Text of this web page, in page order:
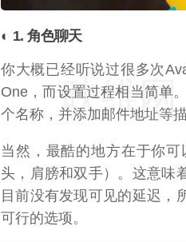
◐ 1. 角色聊天
你大概已经听说过很多次
One，而设置过程相当简单
个名称，并添加邮件地址等描
当然，最酷的地方在于你
头，肩膀和双手）。这意味
目前没有发现可见的延迟，
可行的选项。
映维